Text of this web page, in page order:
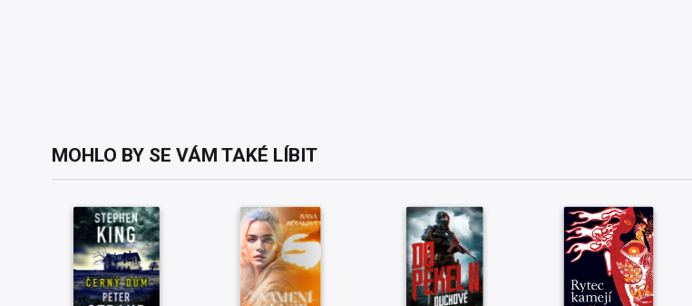
MOHLO BY SE VÁM TAKÉ LÍBIT